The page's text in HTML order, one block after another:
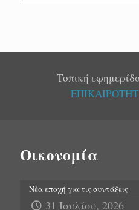
Τοπική
Οικονομία
Νέα εποχή για τις συντάξεις
31 Ιουλίου, 2026